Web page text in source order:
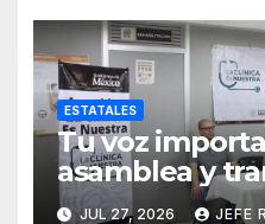
ESTATALES
Tu voz
asamblea y
clínica del
JUL 27, 2026 JEFE